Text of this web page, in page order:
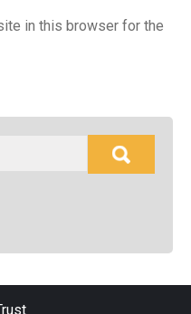
in this browser for the